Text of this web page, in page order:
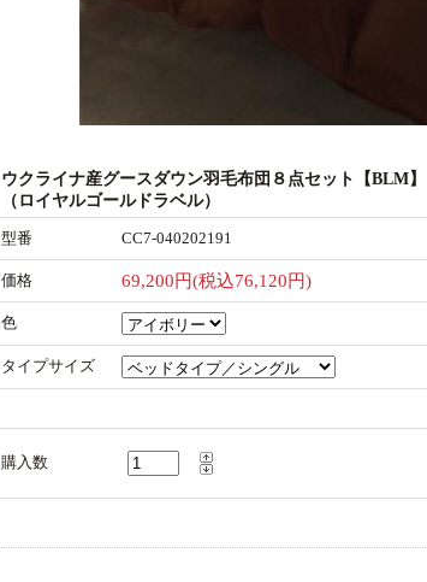
ウクライナ産グースダウン羽毛布団８点セット【BLM】
（ロイヤルゴールドラベル）
型番 CC7-040202191
価格 69,200円(税込76,120円)
色
タイプサイズ
購入数